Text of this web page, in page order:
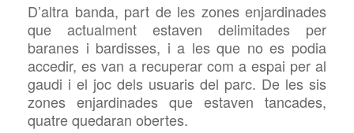
D’altra banda, part de les zones enjardinades
que actualment estaven delimitades per
baranes i bardisses, i a les que no es podia
accedir, es van a recuperar com a espai per al
gaudi i el joc dels usuaris del parc. De les sis
zones enjardinades que estaven tancades,
quatre quedaran obertes.